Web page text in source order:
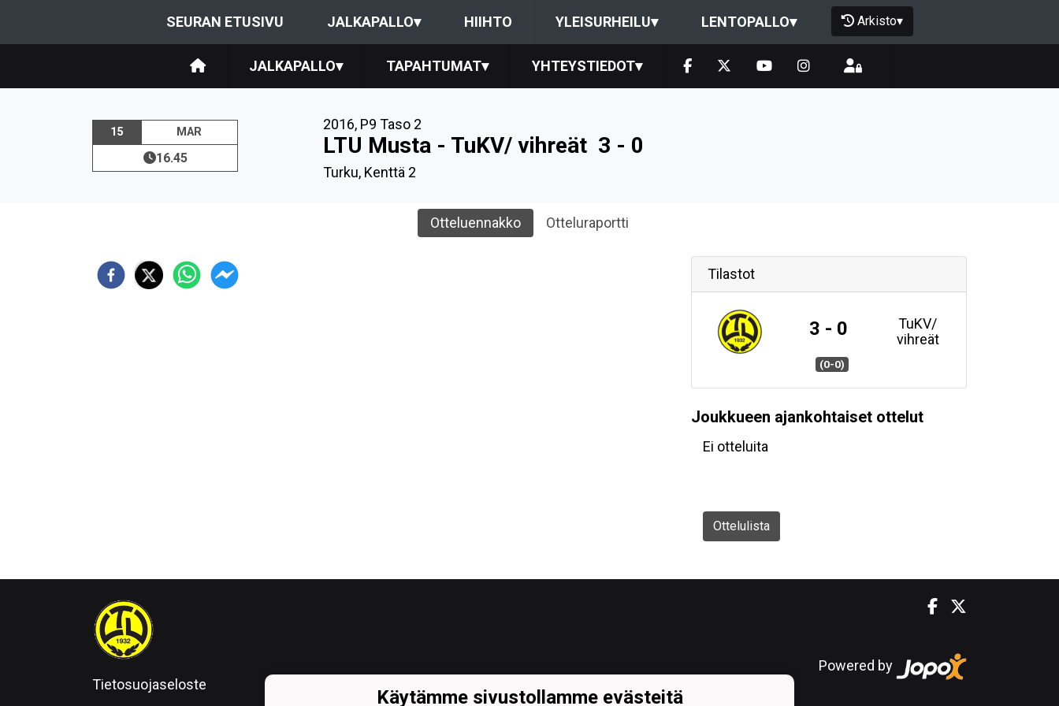
SEURAN ETUSIVU JALKAPALLO▾ HIIHTO YLEISURHEILU▾ LENTOPALLO▾ Arkisto▾
JALKAPALLO▾ TAPAHTUMAT▾ YHTEYSTIEDOT▾
15 MAR
16.45
2016, P9 Taso 2
LTU Musta - TuKV/ vihreät 3 - 0
Turku, Kenttä 2
Otteluennakko Otteluraportti
Tilastot
3 - 0
TuKV/
vihreät
(0-0)
Joukkueen ajankohtaiset ottelut
Ei otteluita
Ottelulista
Tietosuojaseloste
Powered by
Käytämme sivustollamme evästeitä